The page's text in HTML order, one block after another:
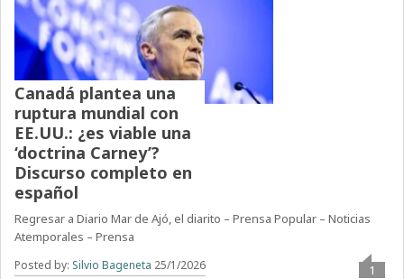
Canadá plantea una
ruptura mundial con
EE.UU.: ¿es viable una
‘doctrina Carney’?
Discurso completo en
español
Regresar a Diario Mar de Ajó, el diarito – Prensa Popular – Noticias
Atemporales – Prensa
Posted by: Silvio Bageneta 25/1/2026 1